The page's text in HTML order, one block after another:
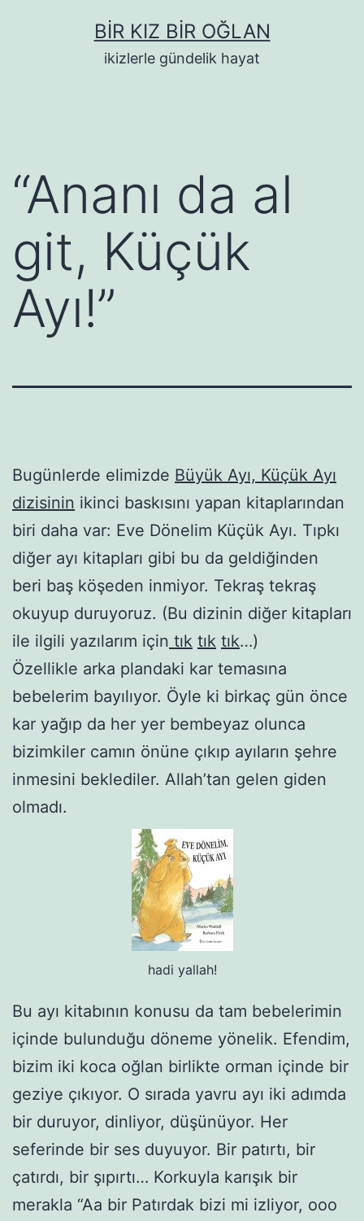
BIR KIZ BIR OĞLAN
ikizlerle gündelik hayat
“Ananı da al
git, Küçük
Ayı!”
Bugünlerde elimizde Büyük Ayı, Küçük Ayı
dizisinin ikinci baskısını yapan kitaplarından
biri daha var: Eve Dönelim Küçük Ayı. Tıpkı
diğer ayı kitapları gibi bu da geldiğinden
beri baş köşeden inmiyor. Tekraş tekraş
okuyup duruyoruz. (Bu dizinin diğer kitapları
ile ilgili yazılarım için tık tık tık…)
Özellikle arka plandaki kar temasına
bebelerim bayılıyor. Öyle ki birkaç gün önce
kar yağıp da her yer bembeyaz olunca
bizimkiler camın önüne çıkıp ayıların şehre
inmesini beklediler. Allah’tan gelen giden
olmadı.
hadi yallah!
Bu ayı kitabının konusu da tam bebelerimin
içinde bulunduğu döneme yönelik. Efendim,
bizim iki koca oğlan birlikte orman içinde bir
geziye çıkıyor. O sırada yavru ayı iki adımda
bir duruyor, dinliyor, düşünüyor. Her
seferinde bir ses duyuyor. Bir patırtı, bir
çatırdı, bir şıpırtı… Korkuyla karışık bir
merakla “Aa bir Patırdak bizi mi izliyor, ooo